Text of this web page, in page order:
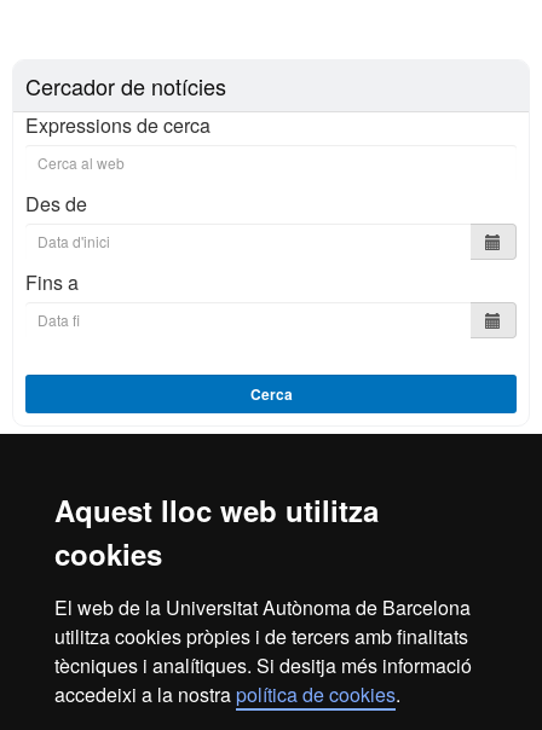
Aquest lloc web utilitza
cookies
El web de la Universitat Autònoma de Barcelona
utilitza cookies pròpies i de tercers amb finalitats
tècniques i analítiques. Si desitja més informació
accedeixi a la nostrapolítica de cookies.
Cercador de notícies
Expressions de cerca
Des de
Fins a
Cerca
Reconeixement internacional de l'excel·lència
HR
Inici Avís legal
Política de privacitat
Protecció de dades Sobre el web